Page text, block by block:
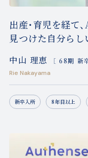
出産・育児を経て
見つけた自分らし
中山 理恵 ［ 68期 新
Rie Nakayama
新卒入所 8年目以上